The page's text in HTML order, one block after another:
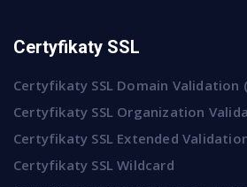
Certyfikaty SSL
Certyfikaty SSL Domain Validation
Certyfikaty SSL Organization
Certyfikaty SSL Extended
Certyfikaty SSL Wildcard